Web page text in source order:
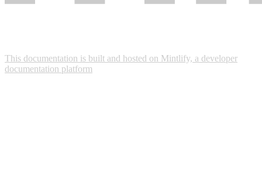
This documentation is built and hosted on Mintlify, a developer
documentation platform